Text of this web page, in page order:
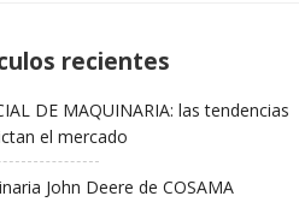
recientes
DE MAQUINARIA: las tendencias
el mercado
John Deere de COSAMA